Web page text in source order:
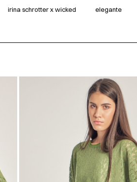
irina schrotter x wicked elegante